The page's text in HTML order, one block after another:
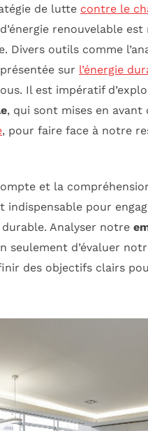
de lutte contre le
renouvelable
Divers outils comme
sur l’énergie
Il est impératif
, qui sont mises en
, pour faire face à notre
et la
indispensable pour
Analyser notre
seulement d’évaluer
des objectifs clairs